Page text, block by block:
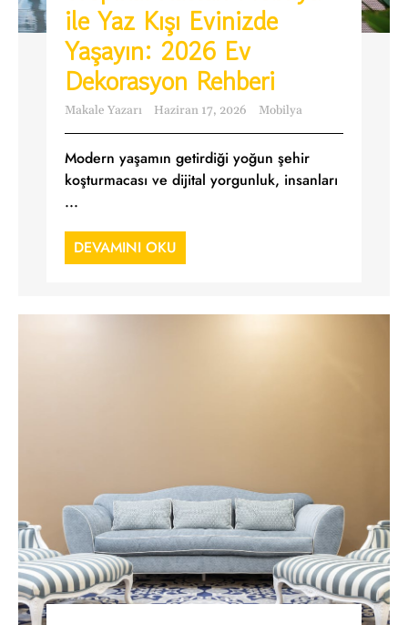
ile Yaz Kışı Evinizde
Yaşayın: 2026 Ev
Dekorasyon Rehberi
Makale Yazarı Haziran 17, 2026 Mobilya
Modern yaşamın getirdiği yoğun şehir
koşturmacası ve dijital yorgunluk, insanları
...
DEVAMINI OKU